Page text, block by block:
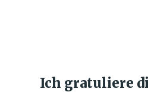
Ich gratuliere